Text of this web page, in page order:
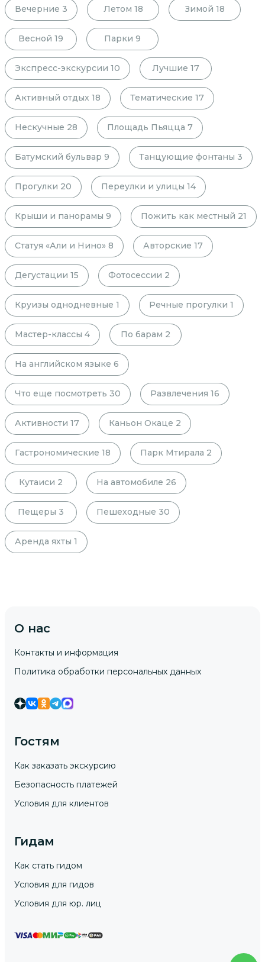
Вечерние 3 Летом 18 Зимой 18
Весной 19 Парки 9
Экспресс-экскурсии 10 Лучшие 17
Активный отдых 18 Тематические 17
Нескучные 28 Площадь Пьяцца 7
Батумский бульвар 9 Танцующие фонтаны 3
Прогулки 20 Переулки и улицы 14
Крыши и панорамы 9 Пожить как местный 21
Статуя «Али и Нино» 8 Авторские 17
Дегустации 15 Фотосессии 2
Круизы однодневные 1 Речные прогулки 1
Мастер-классы 4 По барам 2
На английском языке 6
Что еще посмотреть 30 Развлечения 16
Активности 17 Каньон Окаце 2
Гастрономические 18 Парк Мтирала 2
Кутаиси 2 На автомобиле 26
Пещеры 3 Пешеходные 30
Аренда яхты 1
О нас
Контакты и информация
Политика обработки персональных данных
Гостям
Как заказать экскурсию
Безопасность платежей
Условия для клиентов
Гидам
Как стать гидом
Условия для гидов
Условия для юр. лиц